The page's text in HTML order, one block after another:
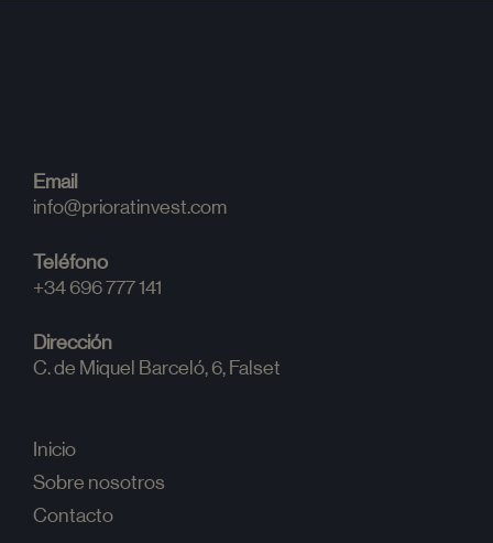
Email
info@prioratinvest.com
Teléfono
+34 696 777 141
Dirección
C. de Miquel Barceló, 6, Falset
Inicio
Sobre nosotros
Contacto